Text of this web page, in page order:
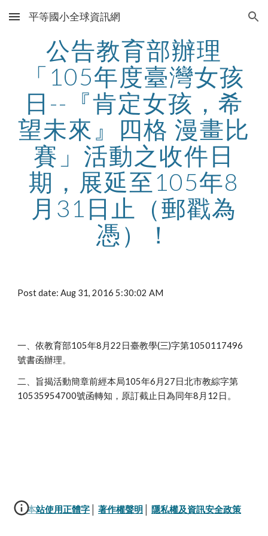
Skip to main content Skip to navigation
平等國小全球資訊網
公告教育部辦理
「105年度臺灣女孩
日--『肯定女孩，希
望未來』四格 漫畫比
賽」活動之收件日
期，展延至105年8
月31日止（郵戳為
憑）！
Post date: Aug 31, 2016 5:30:02 AM
一、依教育部105年8月22日臺教學(三)字第1050117496
號書函辦理。
二、旨揭活動簡章前經本局105年6月27日北市教綜字第
10535954700號函轉知，原訂截止日為同年8月12日。
本站使用正體字 著作權聲明 隱私權及資訊安全政策